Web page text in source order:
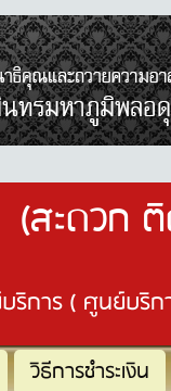
ะดวก ติ
บริการ ( ศูนย์บ
วิธีการชำระเงิน